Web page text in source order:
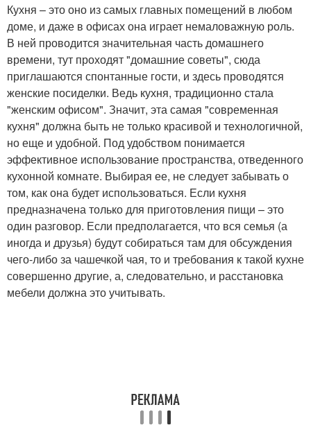
Кухня – это оно из самых главных помещений в любом
доме, и даже в офисах она играет немаловажную роль.
В ней проводится значительная часть домашнего
времени, тут проходят "домашние советы", сюда
приглашаются спонтанные гости, и здесь проводятся
женские посиделки. Ведь кухня, традиционно стала
"женским офисом". Значит, эта самая "современная
кухня" должна быть не только красивой и технологичной,
но еще и удобной. Под удобством понимается
эффективное использование пространства, отведенного
кухонной комнате. Выбирая ее, не следует забывать о
том, как она будет использоваться. Если кухня
предназначена только для приготовления пищи – это
один разговор. Если предполагается, что вся семья (а
иногда и друзья) будут собираться там для обсуждения
чего-либо за чашечкой чая, то и требования к такой кухне
совершенно другие, а, следовательно, и расстановка
мебели должна это учитывать.